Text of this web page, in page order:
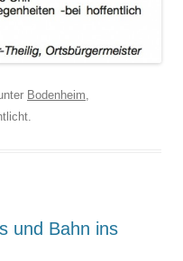
Bodenheim
und Bahn ins